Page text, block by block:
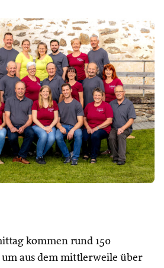
kommen rund 150
aus dem mittlerweile über